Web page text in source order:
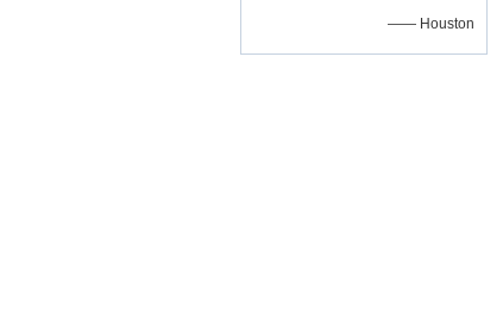
—— Houston